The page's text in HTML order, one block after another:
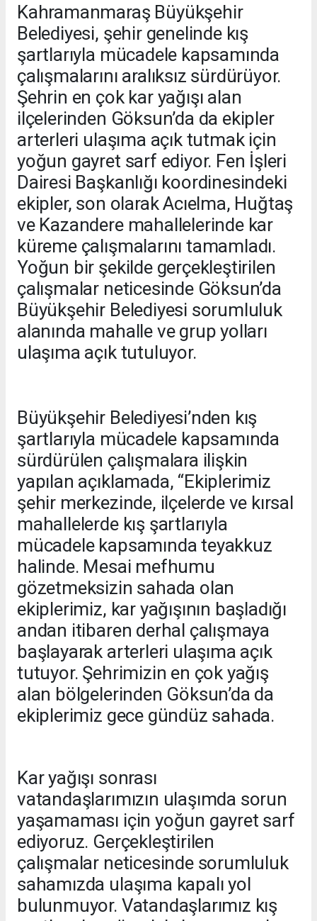
Kahramanmaraş Büyükşehir
Belediyesi, şehir genelinde kış
şartlarıyla mücadele kapsamında
çalışmalarını aralıksız sürdürüyor.
Şehrin en çok kar yağışı alan
ilçelerinden Göksun’da da ekipler
arterleri ulaşıma açık tutmak için
yoğun gayret sarf ediyor. Fen İşleri
Dairesi Başkanlığı koordinesindeki
ekipler, son olarak Acıelma, Huğtaş
ve Kazandere mahallelerinde kar
küreme çalışmalarını tamamladı.
Yoğun bir şekilde gerçekleştirilen
çalışmalar neticesinde Göksun’da
Büyükşehir Belediyesi sorumluluk
alanında mahalle ve grup yolları
ulaşıma açık tutuluyor.
Büyükşehir Belediyesi’nden kış
şartlarıyla mücadele kapsamında
sürdürülen çalışmalara ilişkin
yapılan açıklamada, “Ekiplerimiz
şehir merkezinde, ilçelerde ve kırsal
mahallelerde kış şartlarıyla
mücadele kapsamında teyakkuz
halinde. Mesai mefhumu
gözetmeksizin sahada olan
ekiplerimiz, kar yağışının başladığı
andan itibaren derhal çalışmaya
başlayarak arterleri ulaşıma açık
tutuyor. Şehrimizin en çok yağış
alan bölgelerinden Göksun’da da
ekiplerimiz gece gündüz sahada.
Kar yağışı sonrası
vatandaşlarımızın ulaşımda sorun
yaşamaması için yoğun gayret sarf
ediyoruz. Gerçekleştirilen
çalışmalar neticesinde sorumluluk
sahamızda ulaşıma kapalı yol
bulunmuyor. Vatandaşlarımız kış